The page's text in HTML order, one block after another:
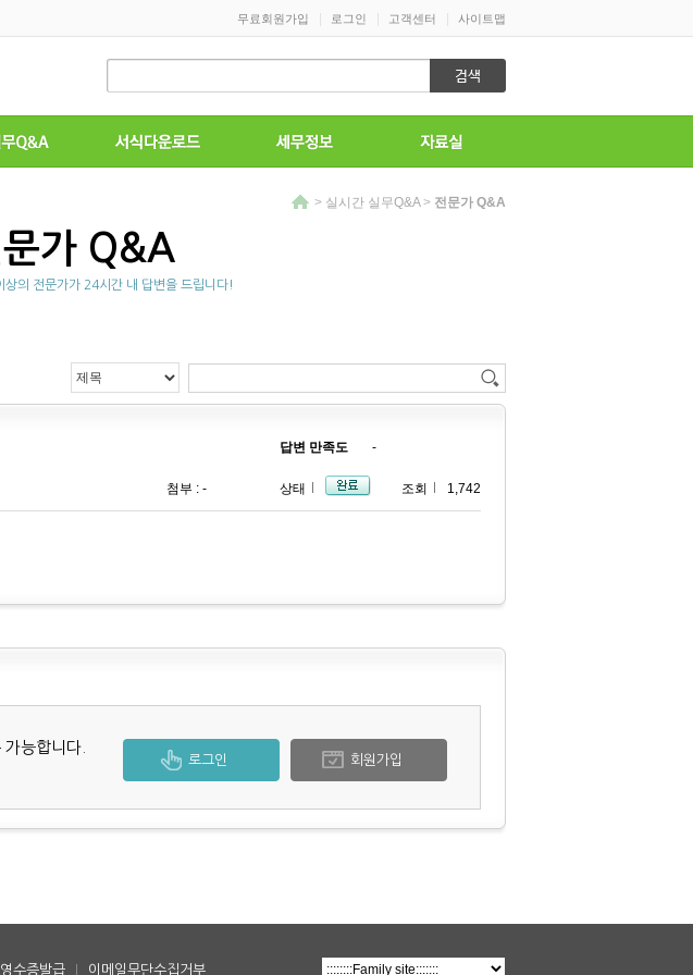
무료회원가입 로그인 고객센터 사이트맵
> 실시간 실무Q&A> 전문가 Q&A
가 Q&A
상의 전문가가 24시간 내 답변을 드립니다!
답변 만족도 -
첨부 : - 상태 조회 1,742
가능합니다.
회원가입
로그인
영수증발급 이메일무단수집거부